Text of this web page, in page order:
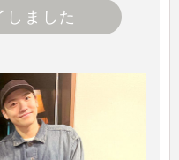
しました